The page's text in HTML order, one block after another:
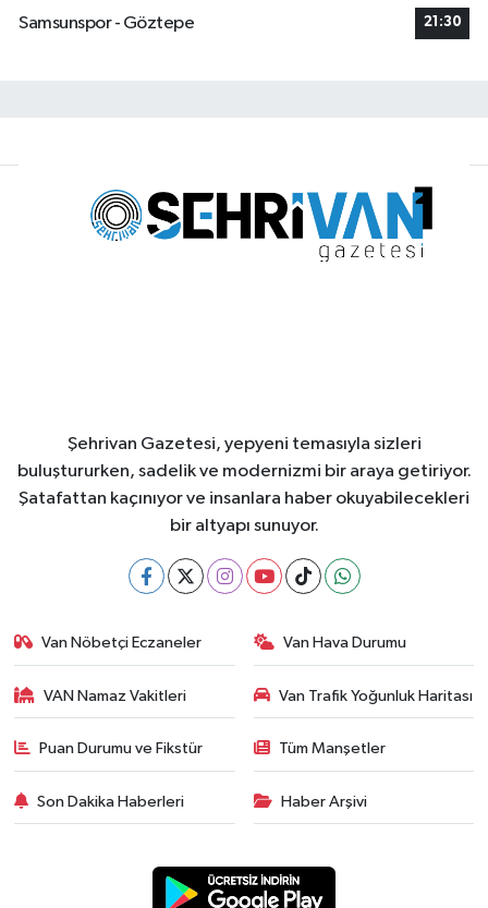
Samsunspor - Göztepe
21:30
Şehrivan Gazetesi, yepyeni temasıyla sizleri
buluştururken, sadelik ve modernizmi bir araya getiriyor.
Şatafattan kaçınıyor ve insanlara haber okuyabilecekleri
bir altyapı sunuyor.
Van Nöbetçi Eczaneler Van Hava Durumu
VAN Namaz Vakitleri Van Trafik Yoğunluk Haritası
Puan Durumu ve Fikstür Tüm Manşetler
Son Dakika Haberleri Haber Arşivi